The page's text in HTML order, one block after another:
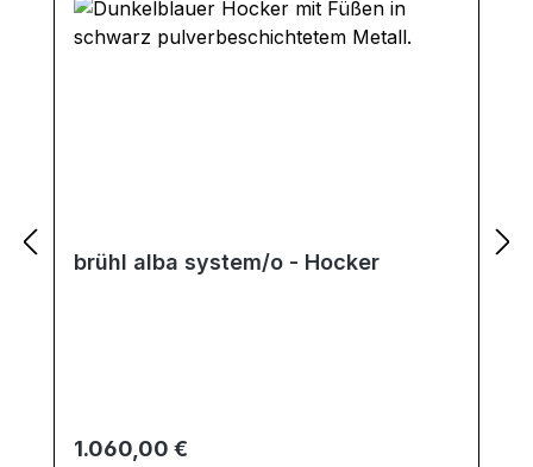
brühl alba system/o - Hocker
Regulärer Preis:
1.060,00 €